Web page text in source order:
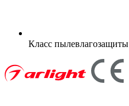
Класс пылевлагозащиты